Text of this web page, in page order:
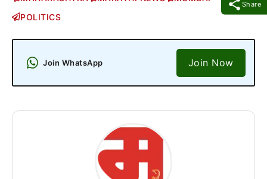
Share
POLITICS
Join WhatsApp Join Now